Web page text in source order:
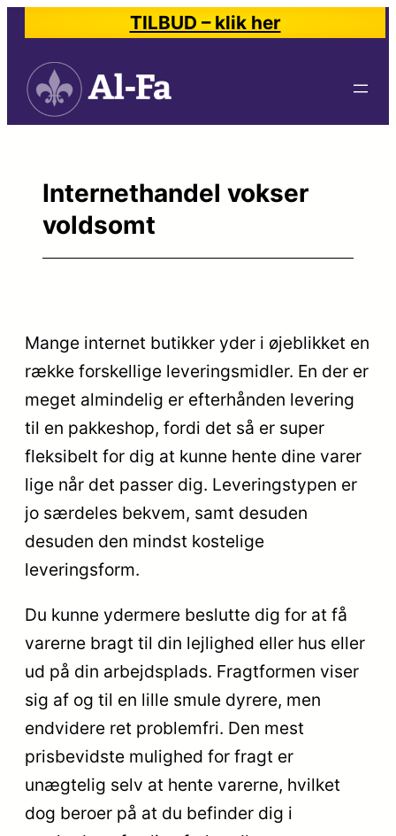
indhold
TILBUD – klik her
Internethandel vokser
voldsomt
Mange internet butikker yder i øjeblikket en
række forskellige leveringsmidler. En der er
meget almindelig er efterhånden levering
til en pakkeshop, fordi det så er super
fleksibelt for dig at kunne hente dine varer
lige når det passer dig. Leveringstypen er
jo særdeles bekvem, samt desuden
desuden den mindst kostelige
leveringsform.
Du kunne ydermere beslutte dig for at få
varerne bragt til din lejlighed eller hus eller
ud på din arbejdsplads. Fragtformen viser
sig af og til en lille smule dyrere, men
endvidere ret problemfri. Den mest
prisbevidste mulighed for fragt er
unægtelig selv at hente varerne, hvilket
dog beroer på at du befinder dig i